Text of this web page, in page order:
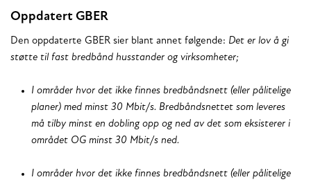
Oppdatert GBER
Den oppdaterte GBER sier blant annet følgende: Det er lov å gi
støtte til fast bredbånd husstander og virksomheter;
I områder hvor det ikke finnes bredbåndsnett (eller pålitelige
planer) med minst 30 Mbit/s. Bredbåndsnettet som leveres
må tilby minst en dobling opp og ned av det som eksisterer i
området OG minst 30 Mbit/s ned.
I områder hvor det ikke finnes bredbåndsnett (eller pålitelige